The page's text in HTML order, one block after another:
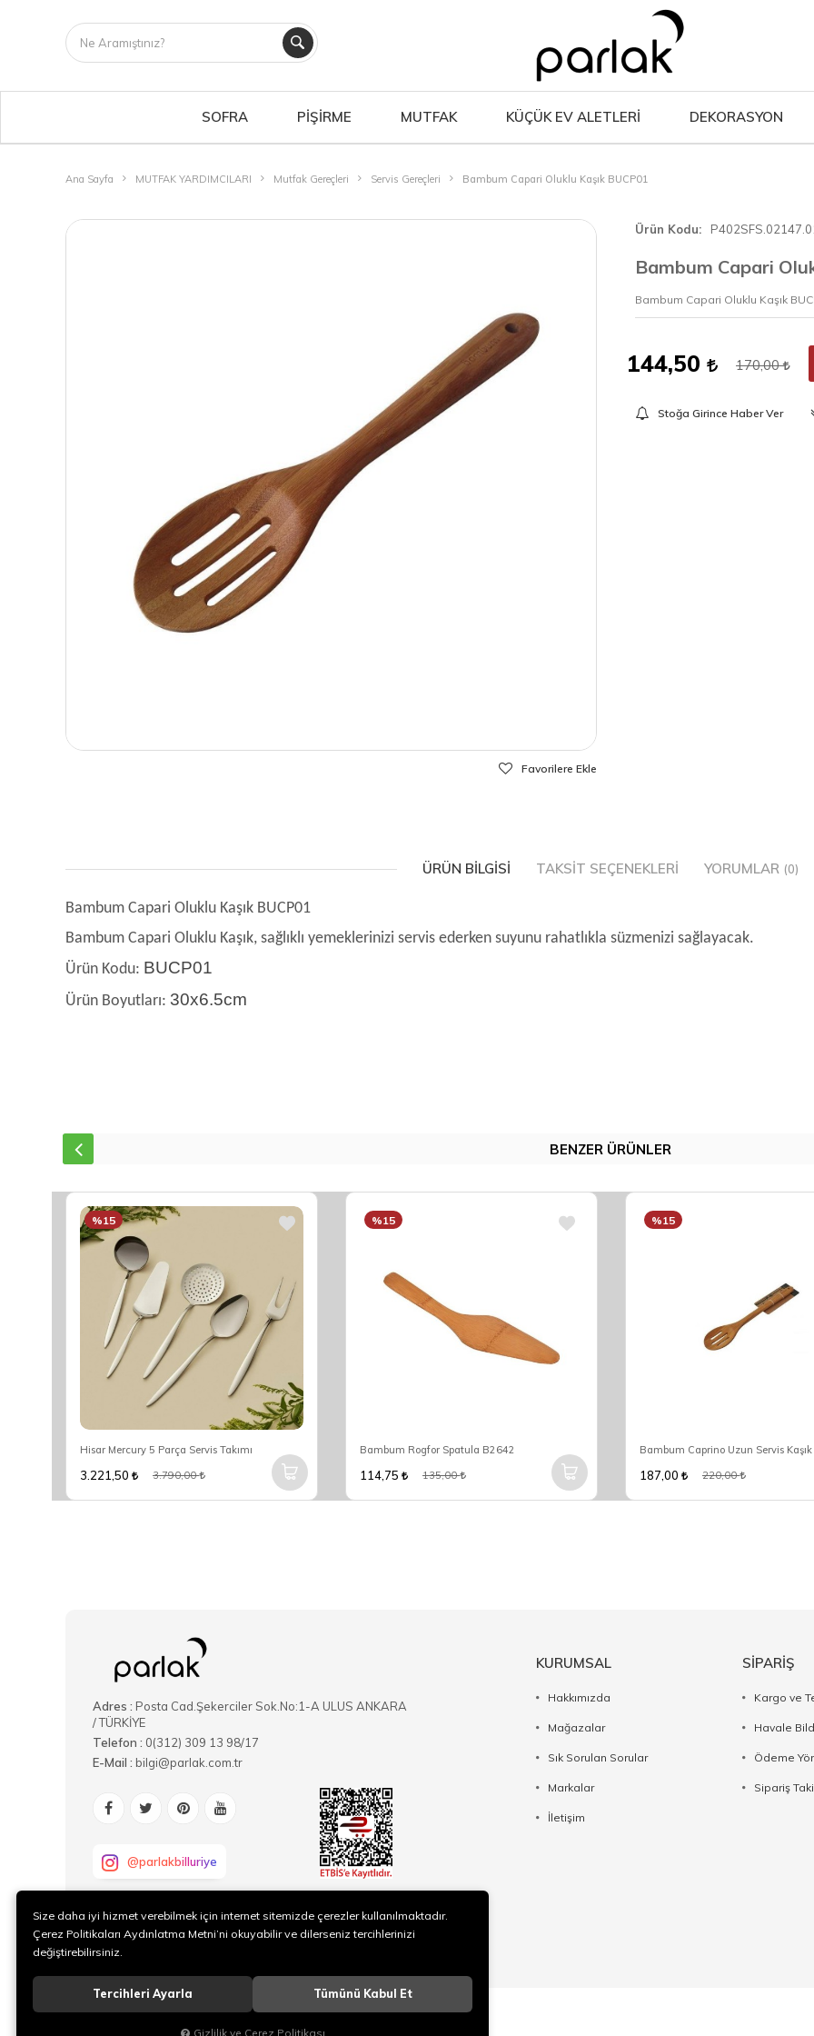
SOFRA PİŞİRME MUTFAK KÜÇÜK EV ALETLERİ DEKORASYON
Ana Sayfa MUTFAK YARDIMCILARI Mutfak Gereçleri Servis Gereçleri Bambum Capari Oluklu Kaşık BUCP01
Favorilere Ekle
Ürün Kodu
Bambum Capari
Bambum Capari Oluklu Kaşık
144,50 170,00
Stoğa Girince Haber Ver
ÜRÜN BILGISI TAKSIT SEÇENEKLERI YORUMLAR (0)
Bambum Capari Oluklu Kaşık BUCP01
Bambum Capari Oluklu Kaşık, sağlıklı yemeklerinizi servis ederken suyunu rahatlıkla süzmenizi sağlayacak.
Ürün Kodu: BUCP01
Ürün Boyutları: 30x6.5cm
BENZER ÜRÜNLER
Hisar Mercury 5 Parça Servis Takımı
%15
3.221,50 3.790,00
Bambum Rogfor Spatula B2642
%15
114,75 135,00
Bambum Caprino Uzun Servis
%15
187,00 220,00
Adres : Posta Cad.Şekerciler Sok.No:1-A ULUS ANKARA
/ TÜRKİYE
Telefon : 0(312) 309 13 98/17
E-Mail : bilgi@parlak.com.tr
@parlakbilluriye
KURUMSAL
Hakkımızda
Mağazalar
Sık Sorulan Sorular
Markalar
İletişim
SİPARİŞ
Kargo ve
Havale
Ödeme
Sipariş
Size daha iyi hizmet verebilmek için internet sitemizde çerezler kullanılmaktadır.
Çerez Politikaları Aydınlatma Metni’ni okuyabilir ve dilerseniz tercihlerinizi
değiştirebilirsiniz.
Tercihleri Ayarla Tümünü Kabul Et
Gizlilik ve Çerez Politikası